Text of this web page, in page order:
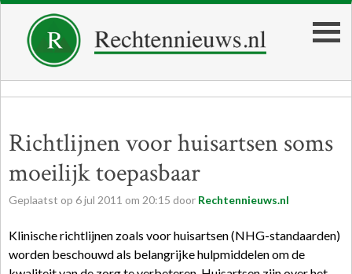
Richtlijnen voor huisartsen soms
moeilijk toepasbaar
Geplaatst op 6jul 2011 om 20:15 door Rechtennieuws.nl
Klinische richtlijnen zoals voor huisartsen (NHG-standaarden)
worden beschouwd als belangrijke hulpmiddelen om de